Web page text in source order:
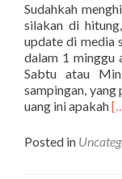
Sudahkah
silakan di
update di media
dalam 1 minggu
Sabtu atau
sampingan, yang
uang ini apakah
Posted in